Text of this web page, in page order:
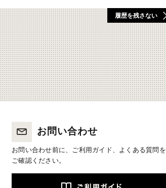
履歴を残さない
お問い合わせ
お問い合わせ前に、ご利用ガイド、よくある質問を
ご確認ください。